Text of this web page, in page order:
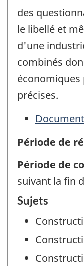
des
le libellé et
d'une
combinés
économiques
précises.
Période de
Période de
suivant la fin
Sujets